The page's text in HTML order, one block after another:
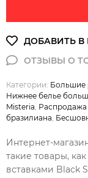
Категории: Большие
Нижнее белье
Misteria Распродажа
бразилиана
Интернет-
такие товары,
вставками Black